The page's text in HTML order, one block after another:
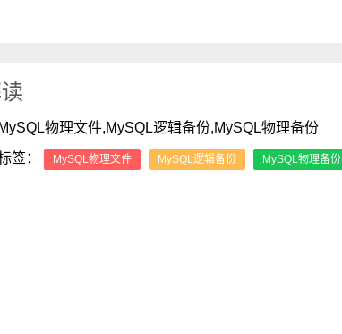
MySQL物理文件,MySQL逻辑备份,MySQL物理备份
签：
MySQL物理文件 MySQL逻辑备份 MySQL物理备份